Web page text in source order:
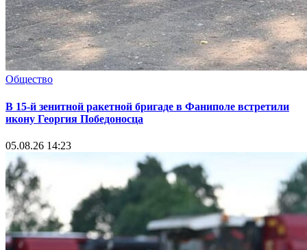
Общество
В 15-й зенитной ракетной бригаде в Фаниполе встретили
икону Георгия Победоносца
05.08.26 14:23